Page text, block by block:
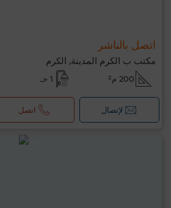
اتصل بالناشر
مكتب ب الكرم المدينة, الكرم
200 م² 1 حـ
لإتصال اتصل